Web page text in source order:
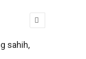
sahih,